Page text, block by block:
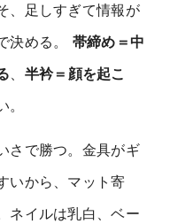
、足しすぎて情報が
決める。 帯締め＝中
、 半衿＝顔を起こ
さで勝つ。金具がギ
いから、マット寄
ネイルは乳白、ベー